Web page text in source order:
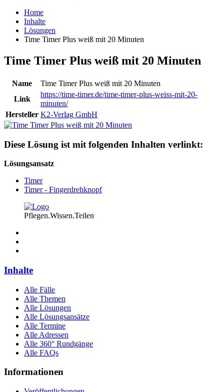
Home
Inhalte
Lösungen
Time Timer Plus weiß mit 20 Minuten
Time Timer Plus weiß mit 20 Minuten
Name
Time Timer Plus weiß mit 20 Minuten
Link
https://time-timer.de/time-timer-plus-weiss-mit-20-
minuten/
Hersteller K2-Verlag GmbH
Diese Lösung ist mit folgenden Inhalten verlinkt:
Lösungsansatz
Timer
Timer - Fingerdrehknopf
Pflegen.Wissen.Teilen
Inhalte
Alle Fälle
Alle Themen
Alle Lösungen
Alle Lösungsansätze
Alle Termine
Alle Adressen
Alle 360° Rundgänge
Alle FAQs
Informationen